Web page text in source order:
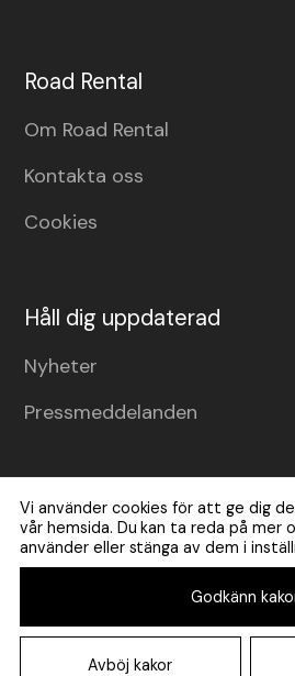
Road Rental
Om Road Rental
Kontakta oss
Cookies
Håll dig uppdaterad
Nyheter
Pressmeddelanden
© Copyright
Vi använder cookies för att ge dig
vår hemsida. Du kan ta reda på mer
använder eller stänga av dem i
Godkänn
Avböj kakor